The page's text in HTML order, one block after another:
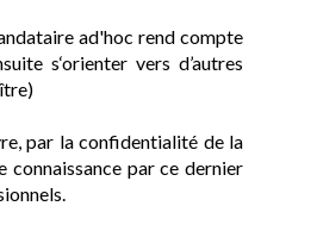
ad'hoc rend compte
s‘orienter vers d’autres
par la confidentialité de la
par ce dernier